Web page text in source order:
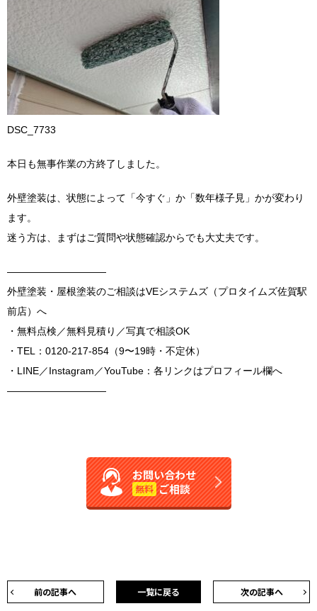
DSC_7733
本日も無事作業の方終了しました。
外壁塗装は、状態によって「今すぐ」か「数年様子見」かが変わり
ます。
迷う方は、まずはご質問や状態確認からでも大丈夫です。
――――――――――
外壁塗装・屋根塗装のご相談はVEシステムズ（プロタイムズ佐賀駅
前店）へ
・無料点検／無料見積り／写真で相談OK
・TEL：0120-217-854（9〜19時・不定休）
・LINE／Instagram／YouTube：各リンクはプロフィール欄へ
――――――――――
お問い合わせ
無料 ご相談
前の記事へ 次の記事へ
一覧に戻る